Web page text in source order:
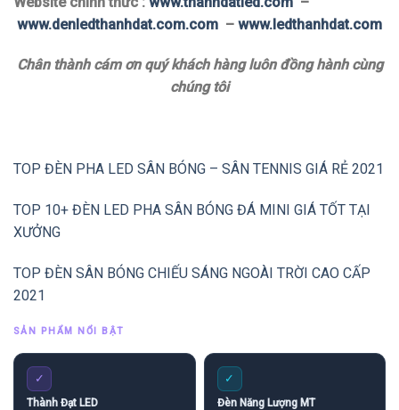
www.denledthanhdat.com.com – www.ledthanhdat.com
Chân thành cám ơn quý khách hàng luôn đồng hành cùng
chúng tôi
TOP ĐÈN PHA LED SÂN BÓNG – SÂN TENNIS GIÁ RẺ 2021
TOP 10+ ĐÈN LED PHA SÂN BÓNG ĐÁ MINI GIÁ TỐT TẠI
XƯỞNG
TOP ĐÈN SÂN BÓNG CHIẾU SÁNG NGOÀI TRỜI CAO CẤP
2021
SẢN PHẨM NỔI BẬT
✓
Thành Đạt LED
✓
Đèn Năng Lượng MT